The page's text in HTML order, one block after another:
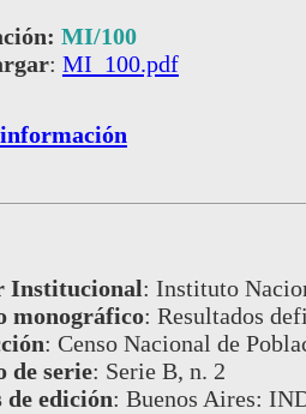
MI/100
: MI_100.pdf
Institucional: Instituto
monográfico: Resultados
: Censo Nacional de
de serie: Serie B, n. 2
de edición: Buenos Aires: